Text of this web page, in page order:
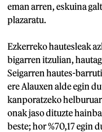
eman arren, eskuina
plazaratu.
Ezkerreko hautesleak
bigarren itzulian,
Seigarren hautes-
ere Alauxen alde egin
kanporatzeko
onak jaso dituzte
beste; hor %70,17 egin